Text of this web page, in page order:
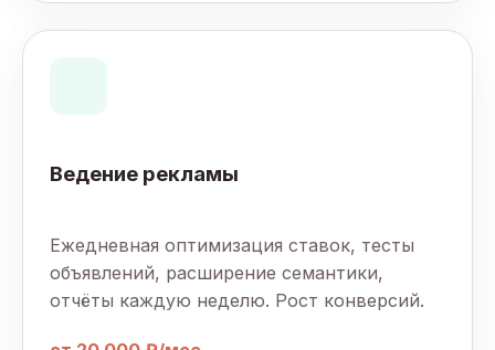
Ведение рекламы
Ежедневная оптимизация ставок, тесты
объявлений, расширение семантики,
отчёты каждую неделю. Рост конверсий.